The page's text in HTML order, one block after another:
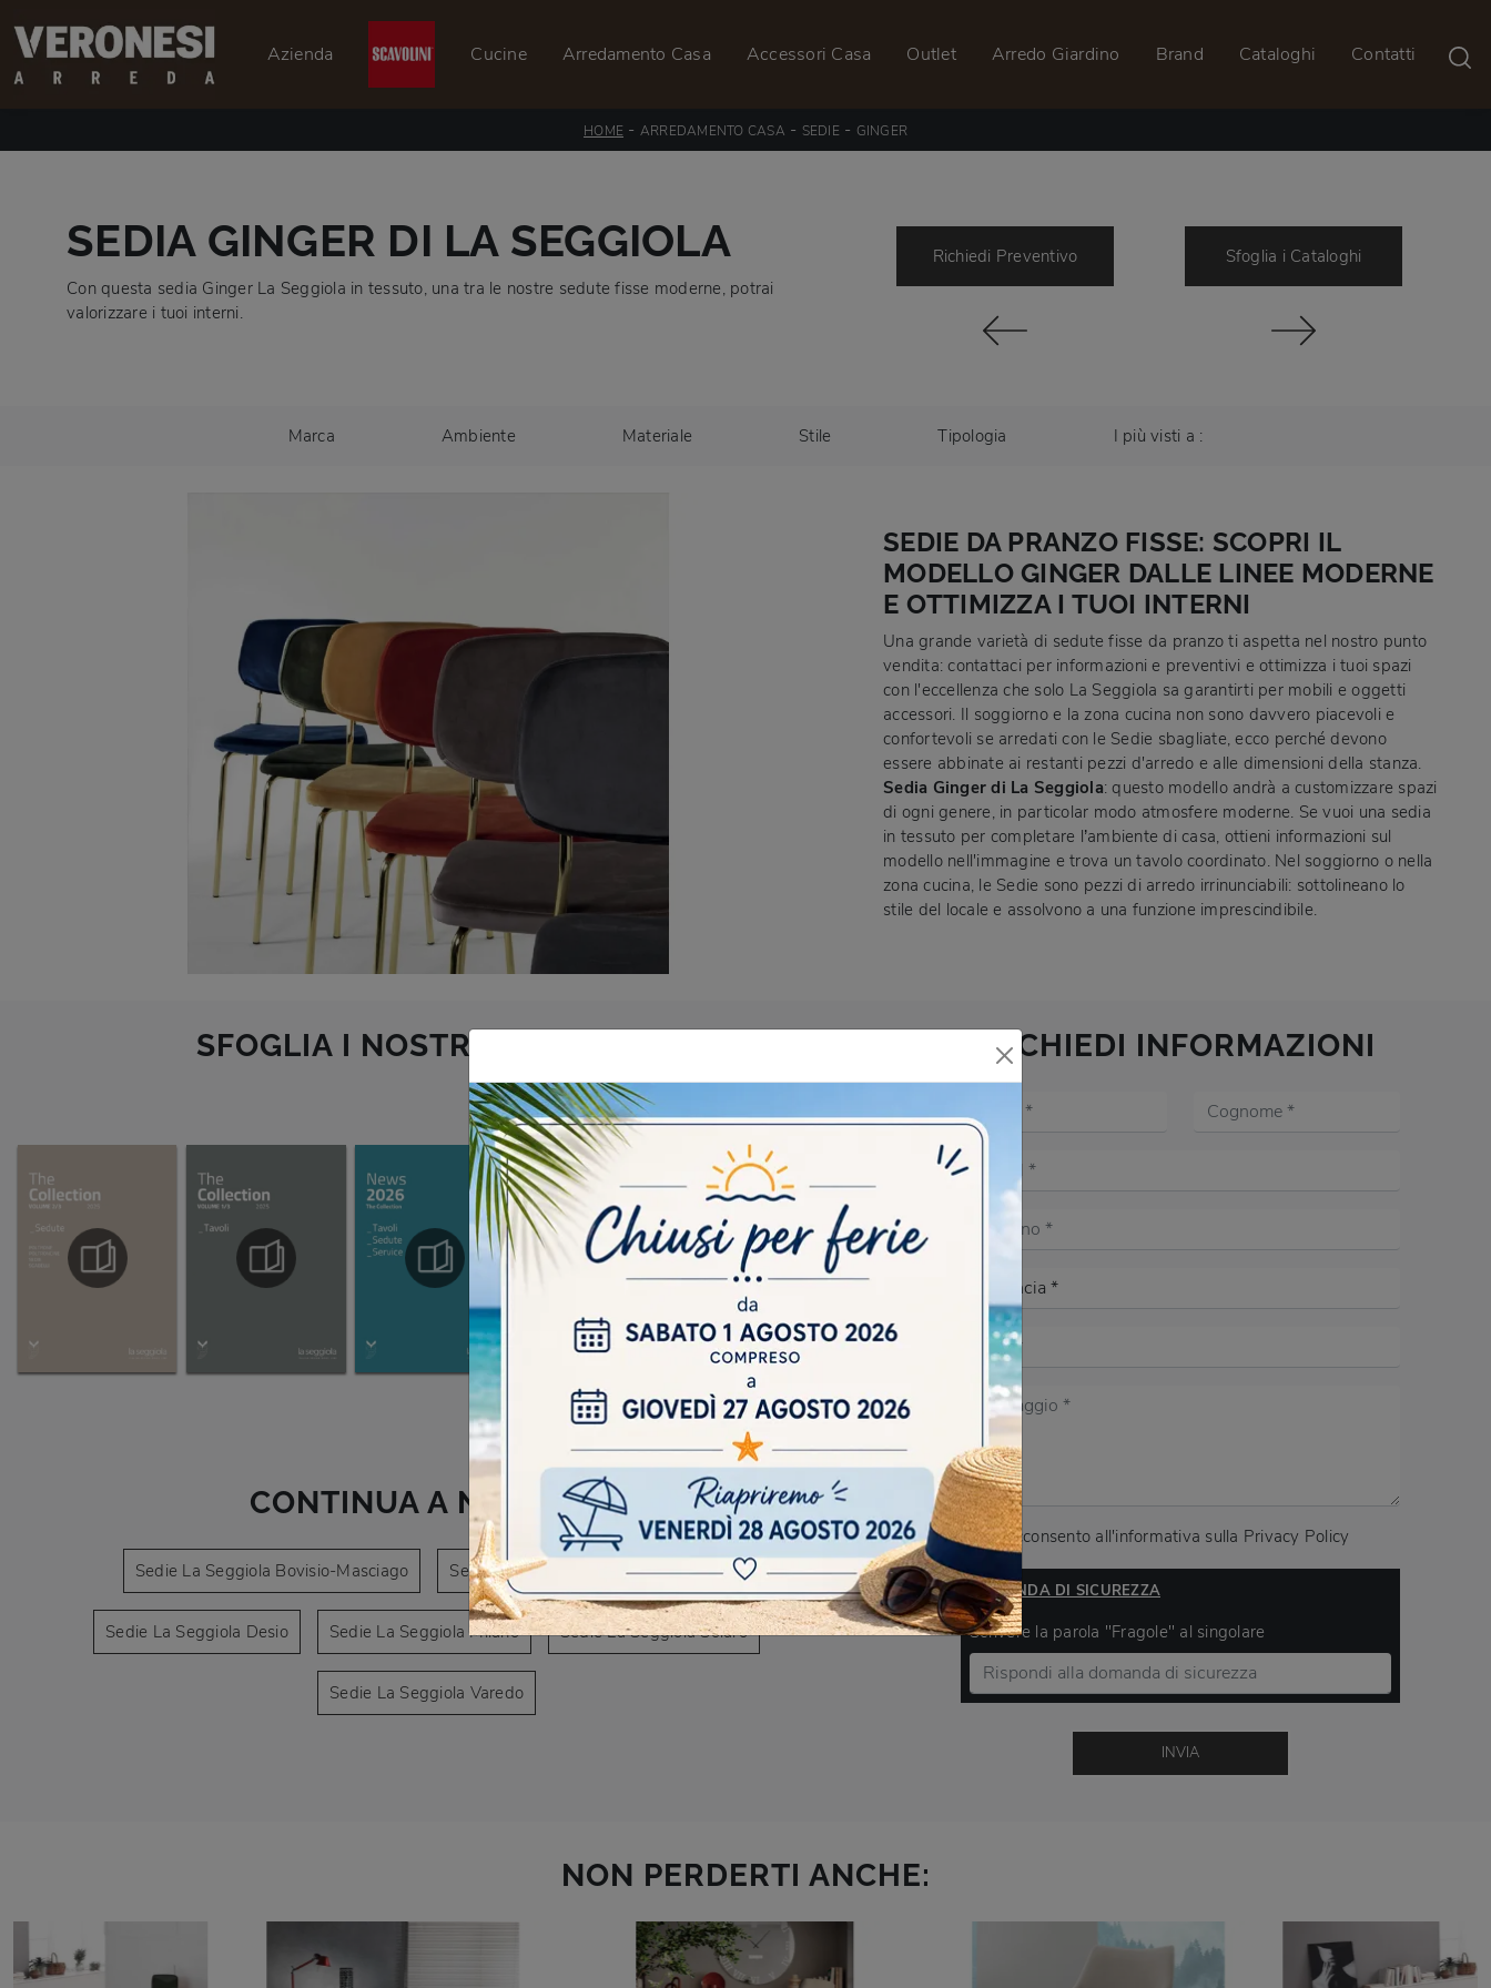
Azienda Cucine Arredamento Casa Accessori Casa Outlet Arredo Giardino Brand Cataloghi Contatti
HOME - ARREDAMENTO CASA - SEDIE - GINGER
SEDIA GINGER DI LA SEGGIOLA
Con questa sedia Ginger La Seggiola in tessuto, una tra le nostre sedute fisse moderne, potrai
valorizzare i tuoi interni.
Richiedi Preventivo Sfoglia i Cataloghi
Marca Ambiente Materiale Stile Tipologia I più visti a :
SEDIE DA PRANZO FISSE: SCOPRI IL
MODELLO GINGER DALLE LINEE MODERNE
E OTTIMIZZA I TUOI INTERNI
Una grande varietà di sedute fisse da pranzo ti aspetta nel nostro punto
vendita: contattaci per informazioni e preventivi e ottimizza i tuoi spazi
con l'eccellenza che solo La Seggiola sa garantirti per mobili e oggetti
accessori. Il soggiorno e la zona cucina non sono davvero piacevoli e
confortevoli se arredati con le Sedie sbagliate, ecco perché devono
essere abbinate ai restanti pezzi d'arredo e alle dimensioni della stanza.
Sedia Ginger di La Seggiola: questo modello andrà a customizzare spazi
di ogni genere, in particolar modo atmosfere moderne. Se vuoi una sedia
in tessuto per completare l’ambiente di casa, ottieni informazioni sul
modello nell'immagine e trova un tavolo coordinato. Nel soggiorno o nella
zona cucina, le Sedie sono pezzi di arredo irrinunciabili: sottolineano lo
stile del locale e assolvono a una funzione imprescindibile.
SFOGLIA I NOSTRI CATALOGHI
CONTINUA A NAVIGARE
Sedie La Seggiola Bovisio-Masciago Sedie La Seggiola Cesano Maderno
Sedie La Seggiola Desio Sedie La Seggiola Milano Sedie La Seggiola Solaro
Sedie La Seggiola Varedo
RICHIEDI INFORMAZIONI
Acconsento all'informativa sulla Privacy Policy
DOMANDA DI SICUREZZA
Scrivere la parola "Fragole" al singolare
INVIA
NON PERDERTI ANCHE: